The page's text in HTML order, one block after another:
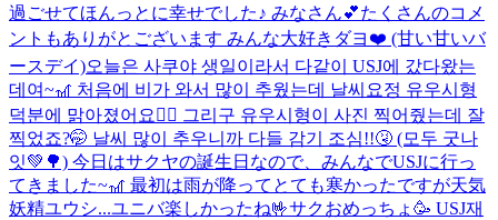
過ごせてほんっとに幸せでした♪ みなさん💕たくさんのコメ
ントもありがとございます みんな大好きダヨ❤️ (甘い甘いバ
ースデイ)오늘은 사쿠야 생일이라서 다같이 USJ에 갔다왔는
데여~🎢 처음에 비가 와서 많이 추웠는데 날씨요정 유우시형
덕분에 맑아졌어요🧚‍♂️ 그리구 유우시형이 사진 찍어줬는데 잘
찍었죠?🤭 날씨 많이 추우니까 다들 감기 조심!!🤧 (모두 굿나
잇💚🌳) 今日はサクヤの誕生日なので、みんなでUSJに行っ
てきました~🎢 最初は雨が降ってとても寒かったですが天気
妖精ユウシ...ユニバ楽しかったね🤟サクおめっちょ🥳 USJ재